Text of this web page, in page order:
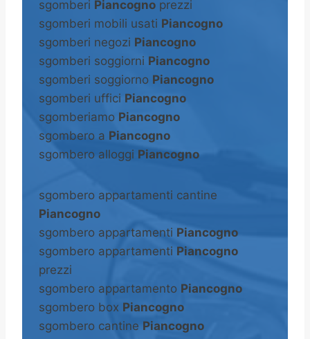
sgomberi Piancogno prezzi
sgomberi mobili usati Piancogno
sgomberi negozi Piancogno
sgomberi soggiorni Piancogno
sgomberi soggiorno Piancogno
sgomberi uffici Piancogno
sgomberiamo Piancogno
sgombero a Piancogno
sgombero alloggi Piancogno
sgombero appartamenti cantine
Piancogno
sgombero appartamenti Piancogno
sgombero appartamenti Piancogno
prezzi
sgombero appartamento Piancogno
sgombero box Piancogno
sgombero cantine Piancogno